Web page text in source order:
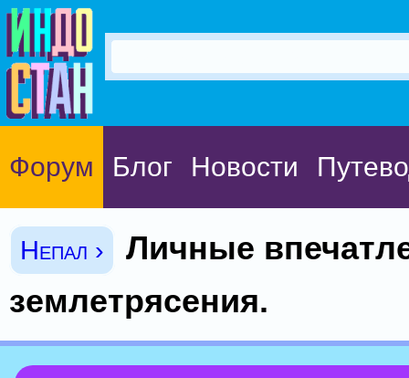
Форум Блог Новости
Непал ›
Личные
землетрясения.